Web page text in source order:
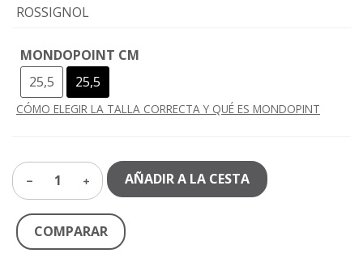
ROSSIGNOL
MONDOPOINT CM
25,5
25,5
CÓMO ELEGIR LA TALLA CORRECTA Y QUÉ ES MONDOPINT
1 AÑADIR A LA CESTA
COMPARAR